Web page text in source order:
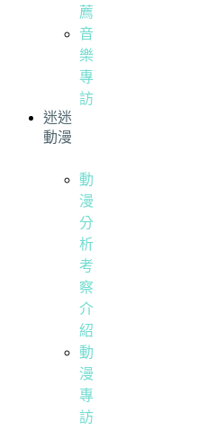
薦
音
樂
專
訪
迷迷
動漫
動
漫
分
析
考
察
介
紹
動
漫
專
訪